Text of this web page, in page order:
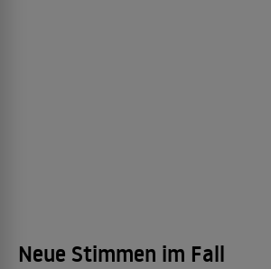
Neue Stimmen im Fall